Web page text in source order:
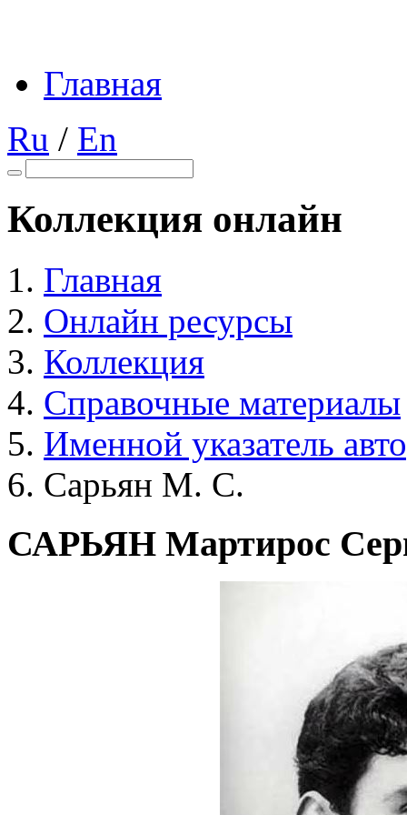
Главная
Ru / En
Коллекция онлайн
Главная
Онлайн ресурсы
Коллекция
Справочные материалы
Именной указатель
Сарьян М. С.
САРЬЯН Мартирос